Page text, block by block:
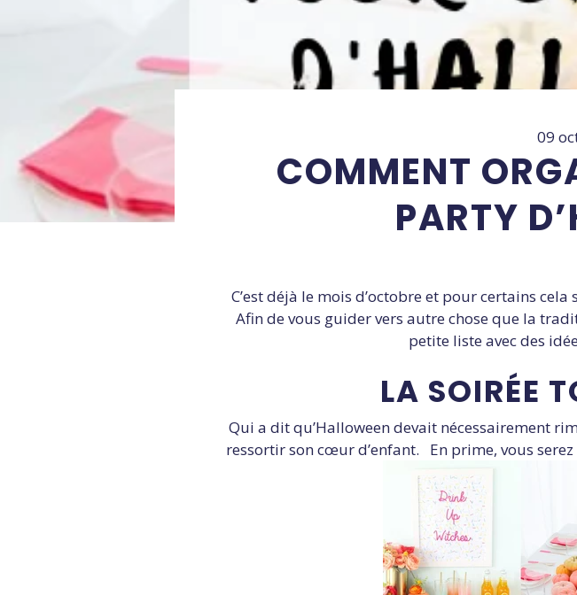
09
COMMENT
PARTY
C’est déjà le mois d’octobre et pour certains
Afin de vous guider vers autre chose que la
petite liste avec des
LA SOIRÉE
Qui a dit qu’Halloween devait nécessairement
ressortir son cœur d’enfant. En prime, vous serez